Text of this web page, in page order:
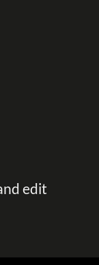
edit